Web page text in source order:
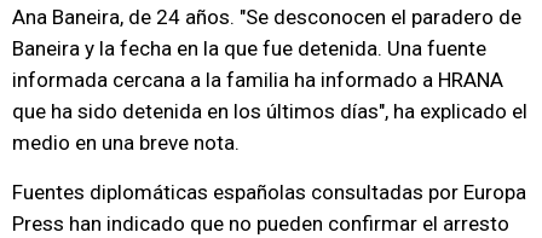
Ana Baneira, de 24 años. "Se desconocen el paradero de
Baneira y la fecha en la que fue detenida. Una fuente
informada cercana a la familia ha informado a HRANA
que ha sido detenida en los últimos días", ha explicado el
medio en una breve nota.
Fuentes diplomáticas españolas consultadas por Europa
Press han indicado que no pueden confirmar el arresto